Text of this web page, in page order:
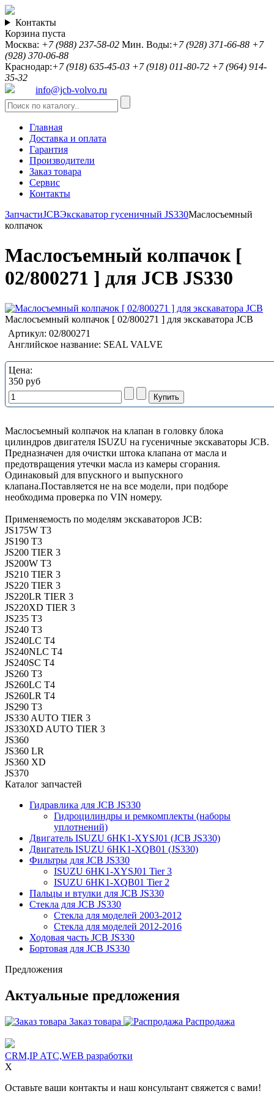
Контакты
Корзина пуста
Москва: +7 (988) 237-58-02 Мин. Воды:+7 (928) 371-66-88 +7
(928) 370-06-88
Краснодар:+7 (918) 635-45-03 +7 (918) 011-80-72 +7 (964) 914-
35-32
info@jcb-volvo.ru
Главная
Доставка и оплата
Гарантия
Производители
Заказ товара
Сервис
Контакты
ЗапчастиJCBЭкскаватор гусеничный JS330Маслосъемный
колпачок
Маслосъемный колпачок [
02/800271 ] для JCB JS330
Маслосъемный колпачок [ 02/800271 ] для экскаватора JCB
Артикул: 02/800271
Английское название: SEAL VALVE
Цена:
350 руб
Маслосъемный колпачок на клапан в головку блока
цилиндров двигателя ISUZU на гусеничные экскаваторы JCB.
Предназначен для очистки штока клапана от масла и
предотвращения утечки масла из камеры сгорания.
Одинаковый для впускного и выпускного
клапана.Поставляется не на все модели, при подборе
необходима проверка по VIN номеру.
Применяемость по моделям экскаваторов JCB:
JS175W T3
JS190 T3
JS200 TIER 3
JS200W T3
JS210 TIER 3
JS220 TIER 3
JS220LR TIER 3
JS220XD TIER 3
JS235 T3
JS240 T3
JS240LC T4
JS240NLC T4
JS240SC T4
JS260 T3
JS260LC T4
JS260LR T4
JS290 T3
JS330 AUTO TIER 3
JS330XD AUTO TIER 3
JS360
JS360 LR
JS360 XD
JS370
Каталог запчастей
Гидравлика для JCB JS330
Гидроцилиндры и ремкомплекты (наборы
уплотнений)
Двигатель ISUZU 6HK1-XYSJ01 (JCB JS330)
Двигатель ISUZU 6HK1-XQB01 (JS330)
Фильтры для JCB JS330
ISUZU 6HK1-XYSJ01 Tier 3
ISUZU 6HK1-XQB01 Tier 2
Пальцы и втулки для JCB JS330
Стекла для JCB JS330
Стекла для моделей 2003-2012
Стекла для моделей 2012-2016
Ходовая часть JCB JS330
Бортовая для JCB JS330
Предложения
Актуальные предложения
Заказ товара Распродажа
CRM,IP АТС,WEB разработки
X
Оставьте ваши контакты и наш консультант свяжется с вами!